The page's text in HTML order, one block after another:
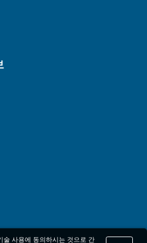
술 사용에 동의하시는 것으로 간